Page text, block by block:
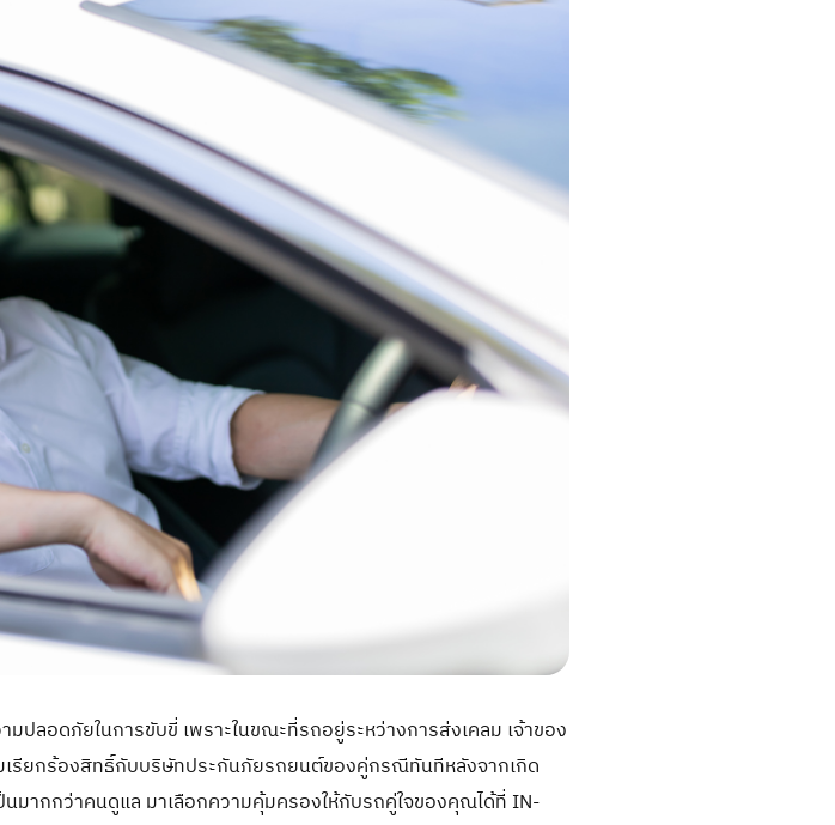
ปลอดภัยในการขับขี่ เพราะในขณะที่รถอยู่ระหว่างการส่งเคลม เจ้าของ
เรียกร้องสิทธิ์กับบริษัทประกันภัยรถยนต์ของคู่กรณีทันทีหลังจากเกิด
มากกว่าคนดูแล มาเลือกความคุ้มครองให้กับรถคู่ใจของคุณได้ที่ IN-